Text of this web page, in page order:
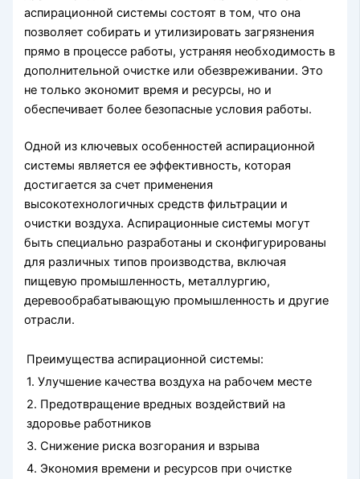
аспирационной системы состоят в том, что она
позволяет собирать и утилизировать загрязнения
прямо в процессе работы, устраняя необходимость в
дополнительной очистке или обезвреживании. Это
не только экономит время и ресурсы, но и
обеспечивает более безопасные условия работы.
Одной из ключевых особенностей аспирационной
системы является ее эффективность, которая
достигается за счет применения
высокотехнологичных средств фильтрации и
очистки воздуха. Аспирационные системы могут
быть специально разработаны и сконфигурированы
для различных типов производства, включая
пищевую промышленность, металлургию,
деревообрабатывающую промышленность и другие
отрасли.
Преимущества аспирационной системы:
1. Улучшение качества воздуха на рабочем месте
2. Предотвращение вредных воздействий на
здоровье работников
3. Снижение риска возгорания и взрыва
4. Экономия времени и ресурсов при очистке